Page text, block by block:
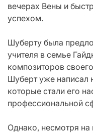
вечерах Вены и
успехом.
Шуберту была
учителя в семье
композиторов
Шуберт уже написал
которые стали его
профессиональной
Однако, несмотря на